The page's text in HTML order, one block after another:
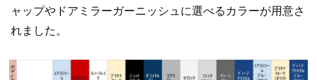
ャップやドアミラーガーニッシュに選べるカラーが用意さ
れました。